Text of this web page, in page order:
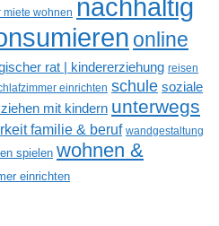
miete wohnen nachhaltig
online
rat | kindererziehung reisen
einrichten schule soziale
mit kindern unterwegs
familie & beruf wandgestaltung
spielen wohnen &
einrichten